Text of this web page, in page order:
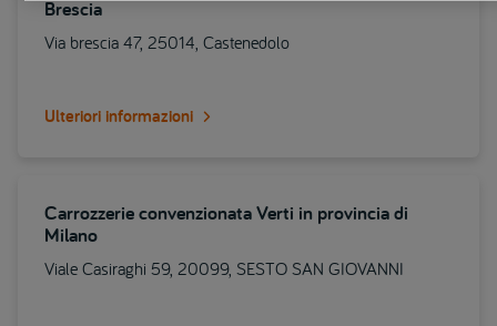
Brescia
Via brescia 47, 25014, Castenedolo
Ulteriori informazioni
Carrozzerie convenzionata Verti in provincia di
Milano
Viale Casiraghi 59, 20099, SESTO SAN GIOVANNI